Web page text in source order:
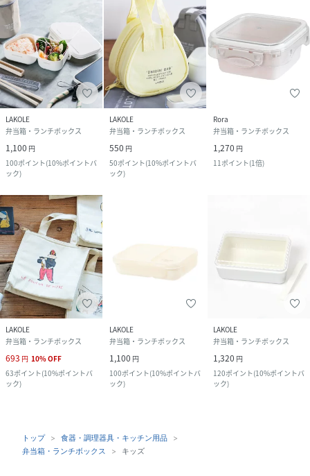
LAKOLE
弁当箱・ランチボックス
1,100 円
100ポイント(10%ポイントバ
ック)
LAKOLE
弁当箱・ランチボックス
550 円
50ポイント(10%ポイントバ
ック)
Rora
弁当箱・ランチボックス
1,270 円
11 ポイント(1倍)
LAKOLE
弁当箱・ランチボックス
693 円 10%OFF
63ポイント(10%ポイントバ
ック)
LAKOLE
弁当箱・ランチボックス
1,100 円
100ポイント(10%ポイントバ
ック)
LAKOLE
弁当箱・ランチボックス
1,320 円
120ポイント(10%ポイントバ
ック)
トップ
食器・調理器具・キッチン用品
弁当箱・ランチボックス
キッズ